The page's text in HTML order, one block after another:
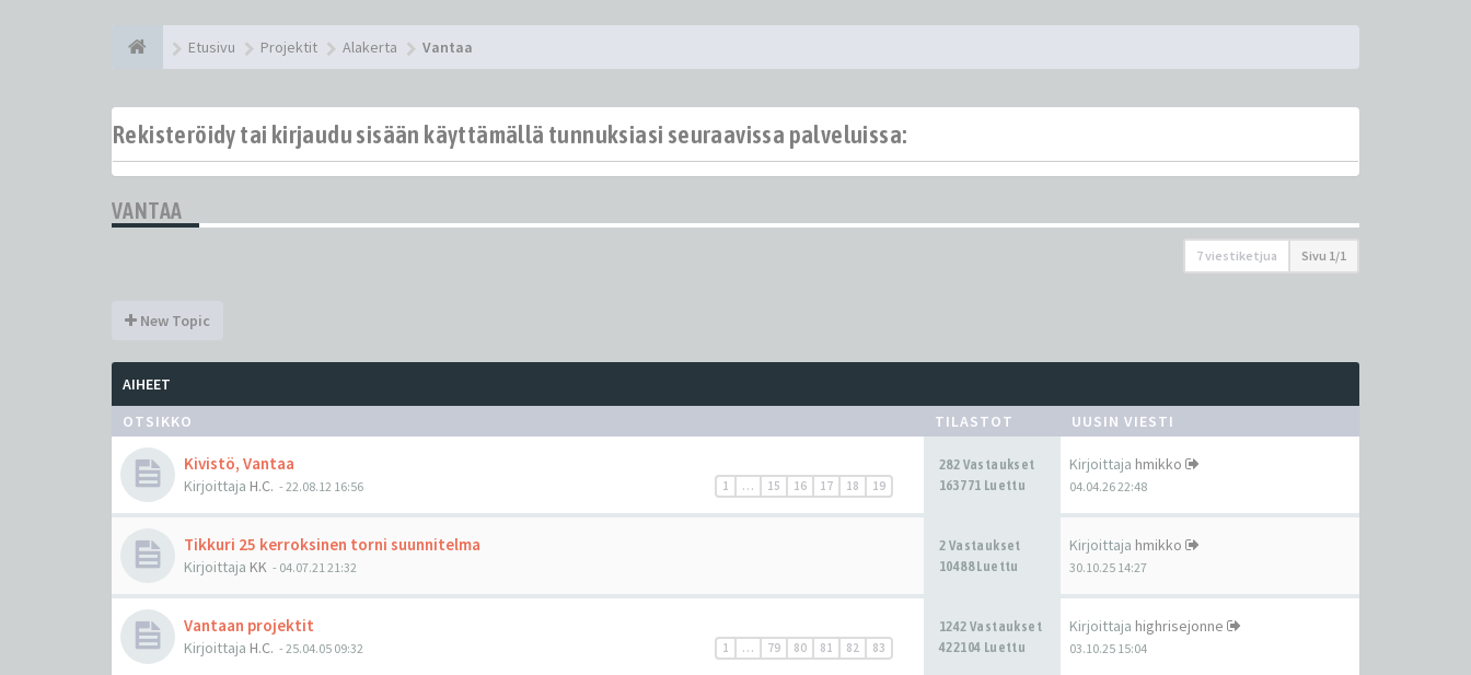
Etusivu Projektit Alakerta Vantaa
Rekisteröidy tai kirjaudu sisään käyttämällä tunnuksiasi seuraavissa palveluissa:
VANTAA
7 viestiketjua Sivu 1 /1
New Topic
AIHEET
OTSIKKO
TILASTOT UUSIN VIESTI
Kivistö, Vantaa
1 … 15 16 17 18 19
Kirjoittaja H.C. - 22.08.12 16:56
282 Vastaukset
163771 Luettu
Kirjoittaja hmikko
04.04.26 22:48
Tikkuri 25 kerroksinen torni suunnitelma
Kirjoittaja KK - 04.07.21 21:32
2 Vastaukset
10488 Luettu
Kirjoittaja hmikko
30.10.25 14:27
Vantaan projektit
1 … 79 80 81 82 83
Kirjoittaja H.C. - 25.04.05 09:32
1242 Vastaukset
422104 Luettu
Kirjoittaja highrisejonne
03.10.25 15:04